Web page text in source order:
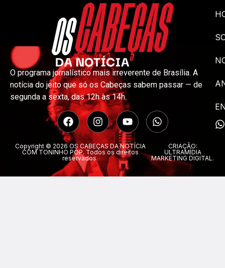
O programa jornalístico mais irreverente de Brasília. A
notícia do jeito que só os Cabeças sabem passar — de
segunda a sexta, das 12h às 14h.
Copyright © 2026 OS CABEÇAS DA NOTÍCIA
COM TONINHO POP. Todos os direitos
reservados.
CRIAÇÃO:
ULTRAMÍDIA
MARKETING DIGITAL.